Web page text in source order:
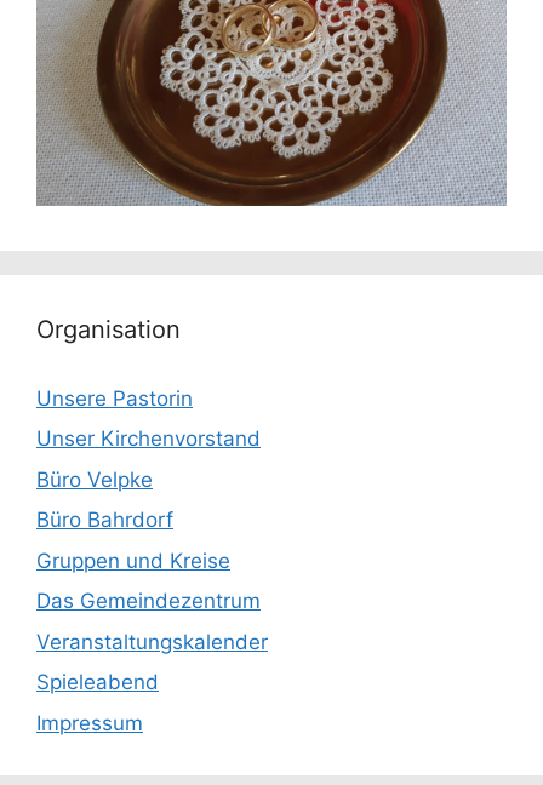
Organisation
Unsere Pastorin
Unser Kirchenvorstand
Büro Velpke
Büro Bahrdorf
Gruppen und Kreise
Das Gemeindezentrum
Veranstaltungskalender
Spieleabend
Impressum